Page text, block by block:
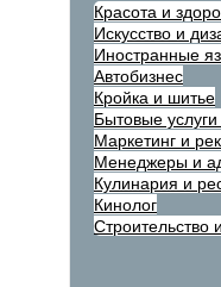
Красота и
Искусство и
Иностранные
Автобизнес
Кройка и шитье
Бытовые
Маркетинг и
Менеджеры и
Кулинария и
Кинолог